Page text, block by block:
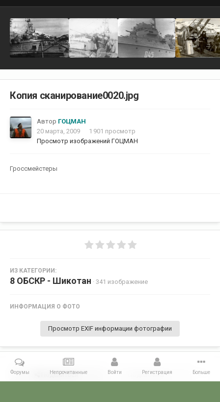
Копия сканирование0020.jpg
Автор ГОЦМАН
20 марта, 2009
1 901 просмотр
Просмотр изображений ГОЦМАН
Гроссмейстеры
ИЗ КАТЕГОРИИ:
8 ОБСКР - Шикотан · 341 изображение
ИНФОРМАЦИЯ О ФОТО
Просмотр EXIF информации фотографии
Поделиться Подписчики 0
Форумы Непрочитанные Войти Регистрация Больше